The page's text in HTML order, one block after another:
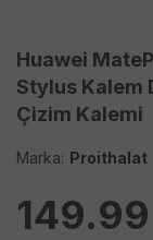
Huawei
Stylus Kalem
Çizim Kalemi
Marka: Proithalat
149.99